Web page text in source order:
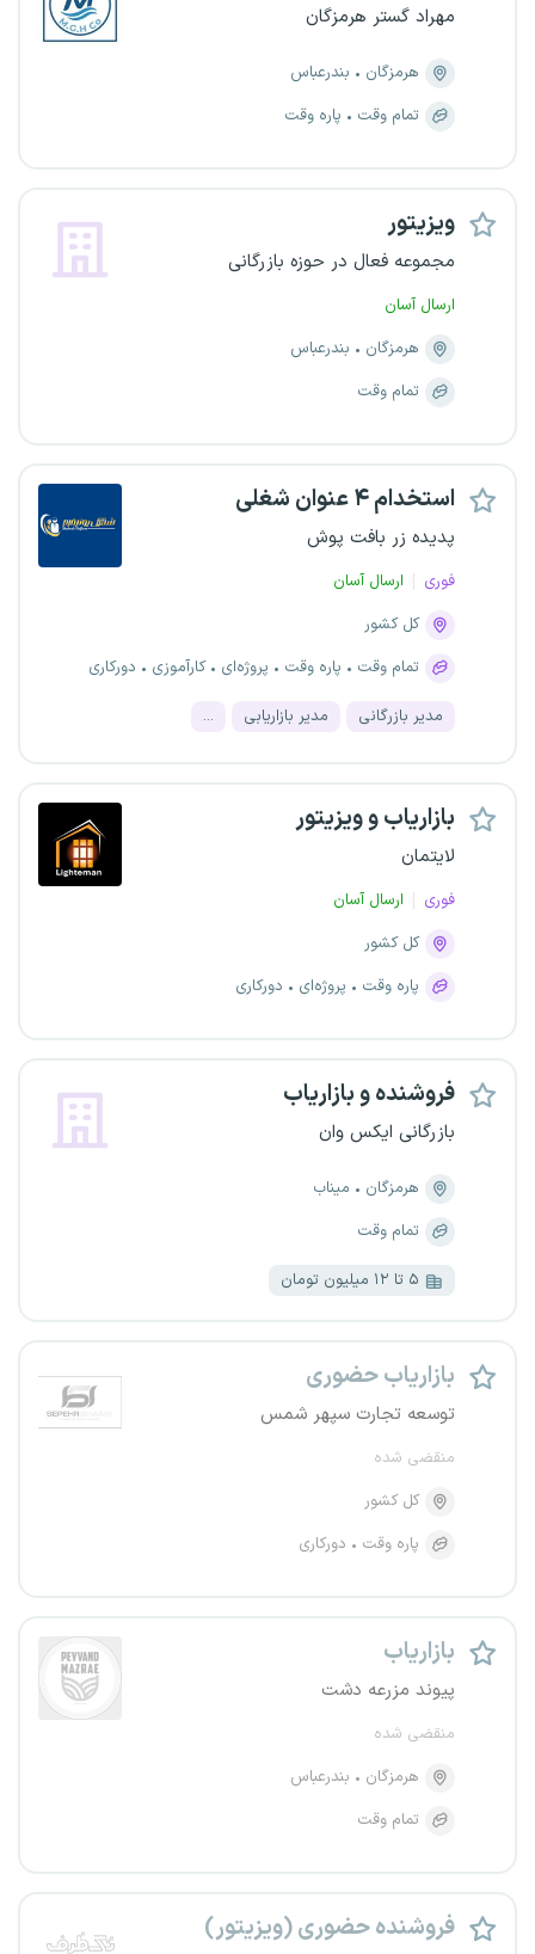
مهراد گستر هرمزگان
هرمزگان
بندرعباس
تمام وقت
پاره وقت
ویزیتور
مجموعه فعال در حوزه بازرگانی
ارسال آسان
هرمزگان
بندرعباس
تمام وقت
استخدام ۴ عنوان شغلی
پدیده زر بافت پوش
فوری
ارسال آسان
کل کشور
تمام وقت
پاره وقت پروژه‌ای کارآموزی دورکاری
مدیر بازرگانی مدیر بازاریابی ...
بازاریاب و ویزیتور
لایتمان
فوری
ارسال آسان
کل کشور
پاره وقت
پروژه‌ای دورکاری
فروشنده و بازاریاب
بازرگانی ایکس وان
هرمزگان
میناب
تمام وقت
۵ تا ۱۲ میلیون تومان
بازاریاب حضوری
توسعه تجارت سپهر شمس
منقضی شده
کل کشور
پاره وقت
دورکاری
بازاریاب
پیوند مزرعه دشت
منقضی شده
هرمزگان
بندرعباس
تمام وقت
فروشنده حضوری (ویزیتور)